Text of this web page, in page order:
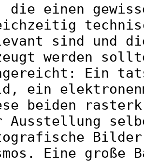
einen
sind und
werden
Ein
ein
beiden
Ausstellung
Bilder
Eine